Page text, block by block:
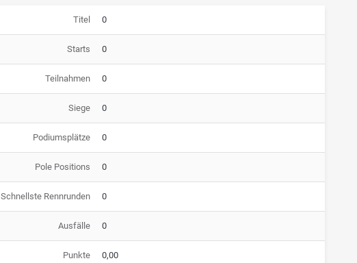
Titel 0
Starts 0
Teilnahmen 0
Siege 0
Podiumsplätze 0
Pole Positions 0
Schnellste Rennrunden 0
Ausfälle 0
Punkte 0,00